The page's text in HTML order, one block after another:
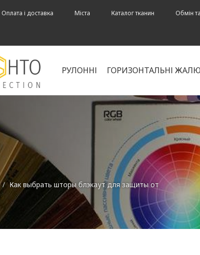
Оплата і доставка Міста Каталог тканин Обмін
РУЛОННІ ГОРИЗОНТАЛЬНІ
Как выбрать шторы блэкаут для защиты от